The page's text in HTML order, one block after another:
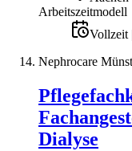
Arbeitszeitmodell
Vollzeit
Nephrocare
Dialyse